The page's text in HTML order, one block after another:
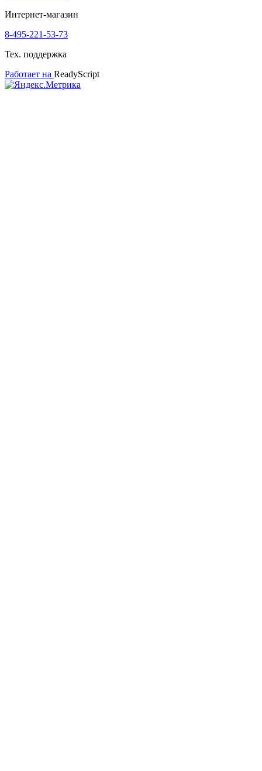
Интернет-магазин
8-495-221-53-73
Тех. поддержка
Работает на ReadyScript